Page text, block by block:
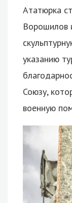
Ататюрка
Ворошилов
указанию
Союзу,
военную